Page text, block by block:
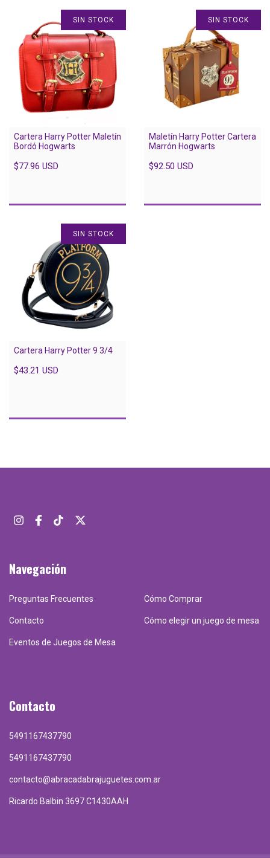
SIN STOCK
Cartera Harry Potter Maletín
Bordó Hogwarts
$77.96 USD
SIN STOCK
Maletín Harry Potter Cartera
Marrón Hogwarts
$92.50 USD
SIN STOCK
Cartera Harry Potter 9 3/4
$43.21 USD
Navegación
Preguntas Frecuentes Cómo Comprar
Contacto Cómo elegir un juego de mesa
Eventos de Juegos de Mesa
Contacto
5491167437790
5491167437790
contacto@abracadabrajuguetes.com.ar
Ricardo Balbin 3697 C1430AAH